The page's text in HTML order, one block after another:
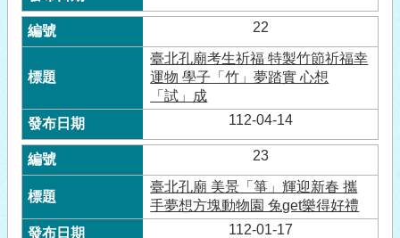
22
臺北孔廟考生祈福 特製竹節祈福幸
運物 學子「竹」夢踏實 心想
「試」成
112-04-14
23
臺北孔廟 美景「箏」輝迎新春 攜
手夢想方塊動物園 兔get樂得好禮
112-01-17